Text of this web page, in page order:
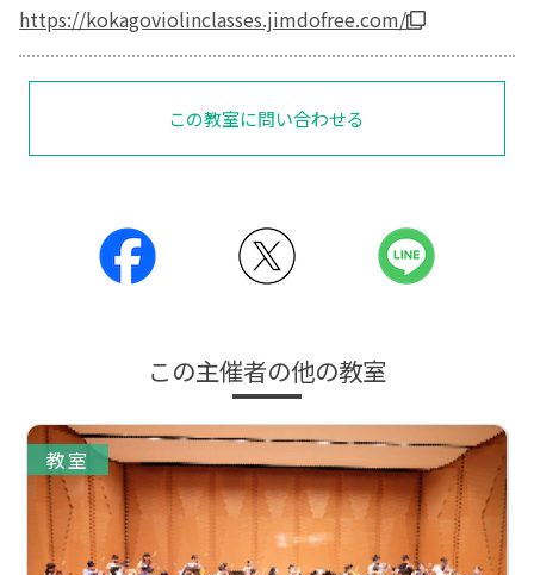
https://kokagoviolinclasses.jimdofree.com/
この教室に問い合わせる
この主催者の他の教室
教室